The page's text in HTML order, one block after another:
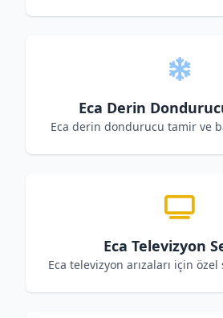
Eca Derin
Eca derin dondurucu tamir ve
Eca Televizyon
Eca televizyon arızaları için